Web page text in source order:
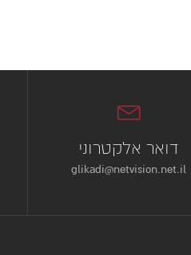
דואר אלקטרוני
glikadi@netvision.net.il